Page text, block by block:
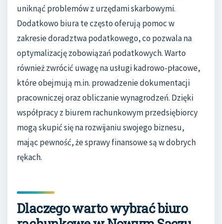
uniknąć problemów z urzędami skarbowymi.
Dodatkowo biura te często oferują pomoc w
zakresie doradztwa podatkowego, co pozwala na
optymalizację zobowiązań podatkowych. Warto
również zwrócić uwagę na usługi kadrowo-płacowe,
które obejmują m.in. prowadzenie dokumentacji
pracowniczej oraz obliczanie wynagrodzeń. Dzięki
współpracy z biurem rachunkowym przedsiębiorcy
mogą skupić się na rozwijaniu swojego biznesu,
mając pewność, że sprawy finansowe są w dobrych
rękach.
Dlaczego warto wybrać biuro